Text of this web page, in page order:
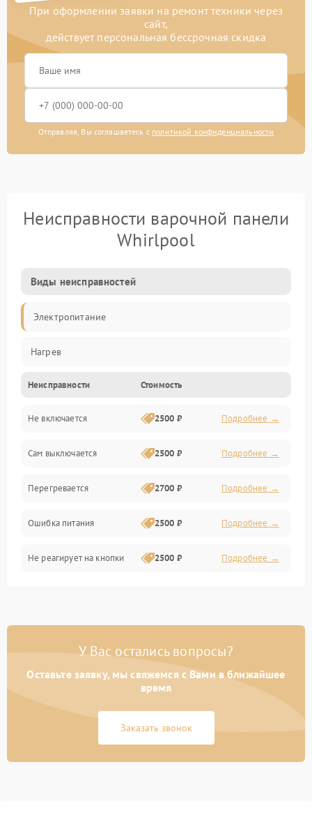
При оформлении заявки на ремонт техники через
сайт,
действует персональная бессрочная скидка
Отправляя, Вы соглашаетесь с политикой конфиденциальности
Неисправности варочной панели
Whirlpool
Виды неисправностей
Электропитание
Нагрев
Неисправности Стоимость
Не включается 2500 ₽ Подробнее →
Сам выключается 2500 ₽ Подробнее →
Перегревается 2700 ₽ Подробнее →
Ошибка питания 2500 ₽ Подробнее →
Не реагирует на кнопки 2500 ₽ Подробнее →
У Вас остались вопросы?
Оставьте заявку, мы свяжемся с Вами в ближайшее
время
Заказать звонок